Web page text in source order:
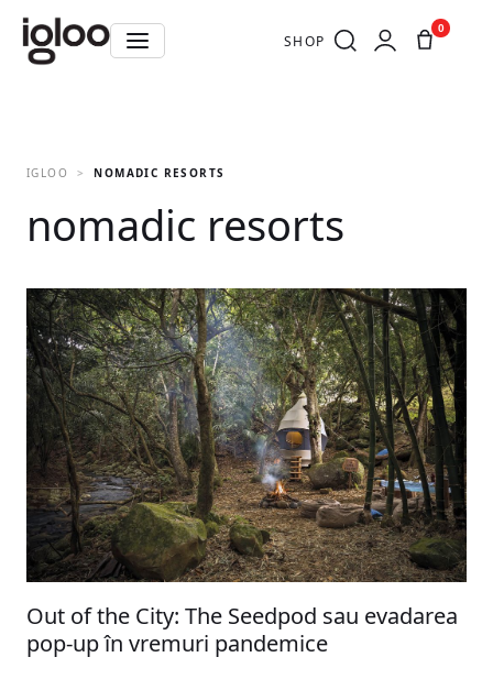
SHOP
0
IGLOO NOMADIC RESORTS
nomadic resorts
Out of the City: The Seedpod sau evadarea
pop-up în vremuri pandemice